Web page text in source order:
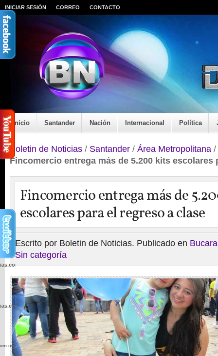
INICIAR SESIÓN CORREO CONTACTO
Inicio Santander Nación Internacional Política
Boletin de Noticias / Santander / Área Metropolitana /
Fincomercio entrega más de 5.200 kits escolares
Fincomercio entrega más de
escolares para el regreso a clase
Escrito por Boletin de Noticias. Publicado en
Sin categoría
wp-
wp-
wp-